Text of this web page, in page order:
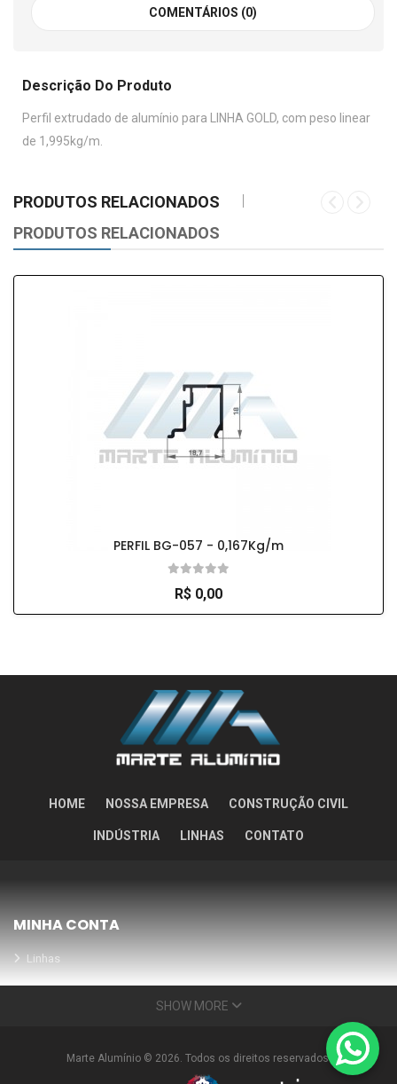
COMENTÁRIOS (0)
Descrição Do Produto
Perfil extrudado de alumínio para LINHA GOLD, com peso linear
de 1,995kg/m.
PRODUTOS RELACIONADOS
PRODUTOS RELACIONADOS
PERFIL BG-057 - 0,167Kg/m
R$ 0,00
HOME NOSSA EMPRESA CONSTRUÇÃO CIVIL
INDÚSTRIA LINHAS CONTATO
MINHA CONTA
Linhas
Meus Orçamentos
Condições Especiais
SHOW MORE
Marte Alumínio © 2026. Todos os direitos reservados.